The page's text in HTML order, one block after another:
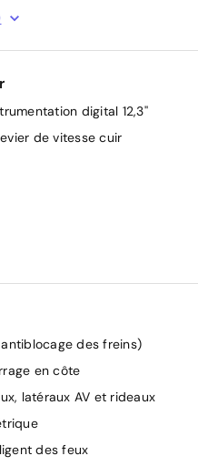
pour Smartphone
AR
de vitesse
noirs
de conduite (ECO,
appuis-tête intégrés
en hauteur et en profondeur
digital 12,3''
de vitesse cuir
antiblocage des freins)
en côte
latéraux AV et rideaux
des feux